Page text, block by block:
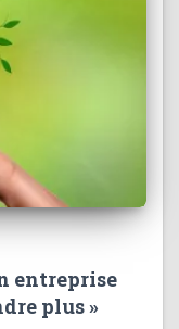
entreprise
plus »